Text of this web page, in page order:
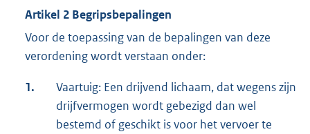
Artikel 2 Begripsbepalingen
Voor de toepassing van de bepalingen van deze
verordening wordt verstaan onder:
1.
Vaartuig: Een drijvend lichaam, dat wegens zijn
drijfvermogen wordt gebezigd dan wel
bestemd of geschikt is voor het vervoer te